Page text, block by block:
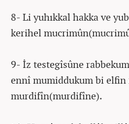
8- Li yuhıkkal hakka ve
kerihel
9- İz testegîsûne
ennî mumiddukum bi
murdifîn(murdifîne).